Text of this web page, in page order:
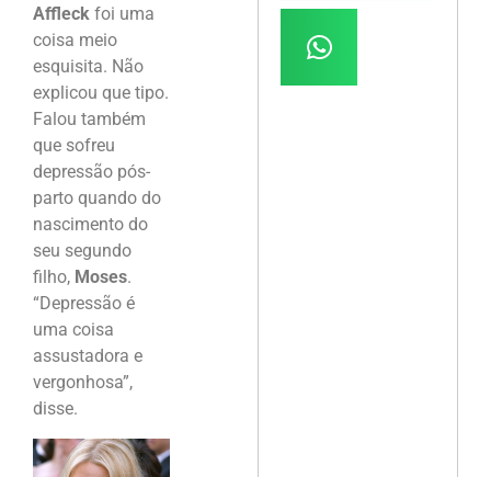
Affleck foi uma
coisa meio
esquisita. Não
explicou que tipo.
Falou também
que sofreu
depressão pós-
parto quando do
nascimento do
seu segundo
filho, Moses.
“Depressão é
uma coisa
assustadora e
vergonhosa”,
disse.